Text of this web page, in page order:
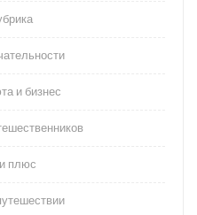
и бизнес
плюс